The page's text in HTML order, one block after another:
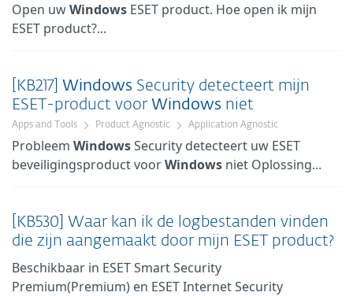
Open uwWindows ESET product. Hoe open ik mijn
ESET product?...
[KB217] Windows Security detecteert mijn
ESET-product voor Windows niet
Apps and Tools Product Agnostic Application Agnostic
Probleem WindowsSecurity detecteert uw ESET
beveiligingsproduct voorWindows niet Oplossing...
[KB530] Waar kan ik de logbestanden vinden
die zijn aangemaakt door mijn ESET product?
Beschikbaar in ESET Smart Security
Premium(Premium) en ESET Internet Security